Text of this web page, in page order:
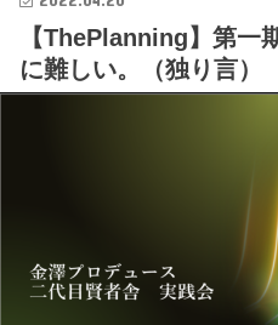
【ThePlanning】第
に難しい。（独り言）